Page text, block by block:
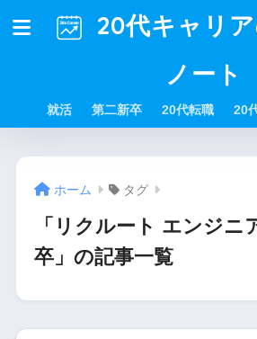
20代キャリ
ノート
就活 第二新卒 20代転職 20
ホーム タグ
「リクルート エンジニ
卒」の記事一覧